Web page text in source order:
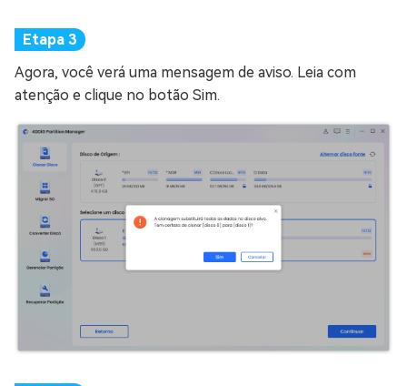
Agora, você verá uma mensagem de aviso. Leia com
atenção e clique no botão Sim.